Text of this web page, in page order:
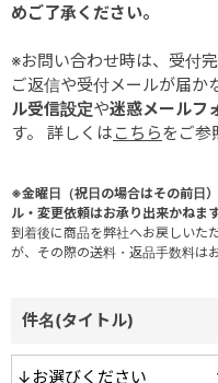
めご了承ください。
※お問い合わせ時は、受付
ご返信や受付メールが届か
ル受信設定や迷惑メールフ
す。 詳しくは こちらをご参
※金曜日（祝日の場合はその前日
ル・変更依頼はお承り出来かねます
到着後に商品を弊社へお戻しいた
が、その際の送料・返品手数料は
件名(タイトル)